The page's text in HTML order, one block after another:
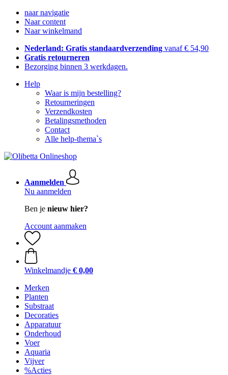
naar navigatie
Naar content
Naar winkelmand
Nederland: Gratis standaardverzending vanaf € 54,90
Gratis retourneren
Bezorging binnen 3 werkdagen.
Help
Waar is mijn bestelling?
Retourneringen
Verzendkosten
Betalingsmethoden
Contact
Alle help-thema`s
Aanmelden
Nu aanmelden
Ben je nieuw hier?
Account aanmaken
Winkelmandje € 0,00
Merken
Planten
Substraat
Decoraties
Apparatuur
Onderhoud
Voer
Aquaria
Vijver
%Acties